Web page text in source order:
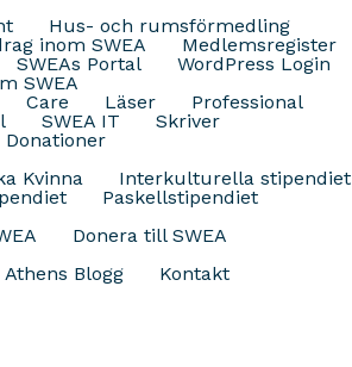
Hus- och rumsförmedling
inom SWEA
Medlemsregister
SWEAs Portal
WordPress Login
SWEA
Care
Läser
Professional
SWEA IT
Skriver
Kvinna
Interkulturella stipendiet
Paskellstipendiet
Donera till SWEA
Athens Blogg
Kontakt